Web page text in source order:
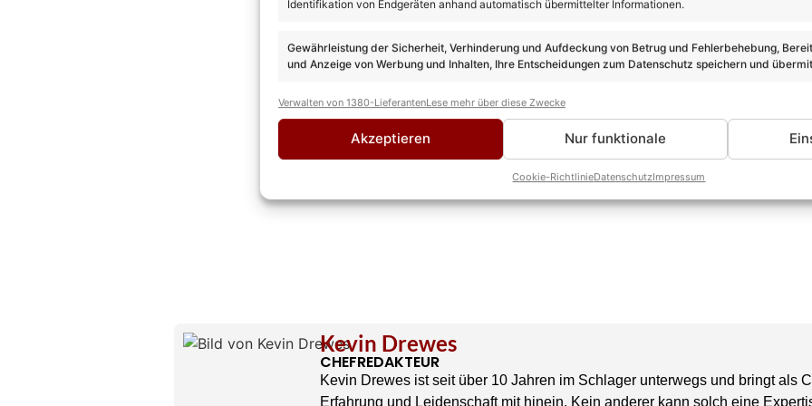
Identifikation von Endgeräten anhand automatisch übermittelter Informationen.
Gewährleistung der Sicherheit, Verhinderung und Aufdeckung von Betrug und Fehlerbehebung,
und Anzeige von Werbung und Inhalten, Ihre Entscheidungen zum Datenschutz speichern und
Verwalten von 1380-LieferantenLese mehr über diese Zwecke
Akzeptieren Nur funktionale
Cookie-RichtlinieDatenschutzImpressum
Kevin Drewes
CHEFREDAKTEUR
Kevin Drewes ist seit über 10 Jahren im Schlager unterwegs und bringt als
Erfahrung und Leidenschaft mit hinein. Kein anderer kann solch eine